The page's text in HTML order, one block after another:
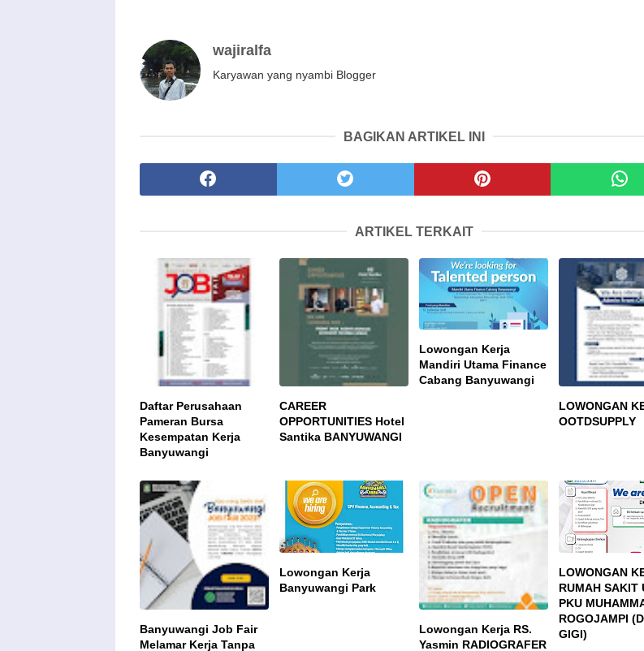
wajiralfa
Karyawan yang nyambi Blogger
BAGIKAN ARTIKEL INI
ARTIKEL TERKAIT
Daftar Perusahaan
Pameran Bursa
Kesempatan Kerja
Banyuwangi
CAREER
OPPORTUNITIES Hotel
Santika BANYUWANGI
Lowongan Kerja
Mandiri Utama Finance
Cabang Banyuwangi
LOWONGAN
OOTDSUPPLY
Banyuwangi Job Fair
Melamar Kerja Tanpa
Lowongan Kerja
Banyuwangi Park
Lowongan Kerja RS.
Yasmin RADIOGRAFER
LOWONGAN
RUMAH SAKIT
PKU
ROGOJAMPI
GIGI)